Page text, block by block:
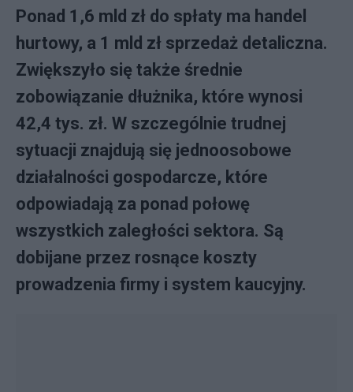
Ponad 1,6 mld zł do spłaty ma handel
hurtowy, a 1 mld zł sprzedaż detaliczna.
Zwiększyło się także średnie
zobowiązanie dłużnika, które wynosi
42,4 tys. zł. W szczególnie trudnej
sytuacji znajdują się jednoosobowe
działalności gospodarcze, które
odpowiadają za ponad połowę
wszystkich zaległości sektora. Są
dobijane przez rosnące koszty
prowadzenia firmy i system kaucyjny.